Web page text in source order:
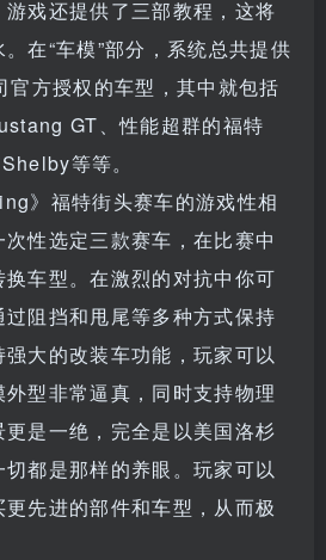
戏还提供了三部教程，这将
在“车模”部分，系统总共提供
官方授权的车型，其中就包括
GT、性能超群的福特
等等。
》福特街头赛车的游戏性相
性选定三款赛车，在比赛中
车型。在激烈的对抗中你可
阻挡和甩尾等多种方式保持
大的改装车功能，玩家可以
型非常逼真，同时支持物理
是一绝，完全是以美国洛杉
都是那样的养眼。玩家可以
先进的部件和车型，从而极